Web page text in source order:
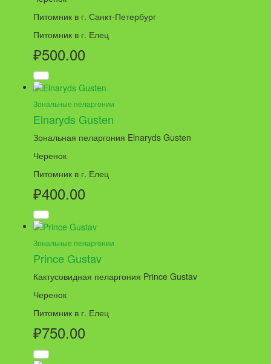
Питомник в г. Санкт-Петербург
Питомник в г. Елец
₽500.00
Зональные пеларгонии
Elnaryds Gusten
Зональная пеларгония Elnaryds Gusten
Черенок
Питомник в г. Елец
₽400.00
Зональные пеларгонии
Prince Gustav
Кактусовидная пеларгония Prince Gustav
Черенок
Питомник в г. Елец
₽750.00